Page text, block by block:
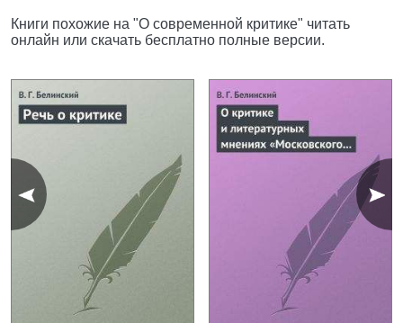
Книги похожие на "О современной критике" читать
онлайн или скачать бесплатно полные версии.